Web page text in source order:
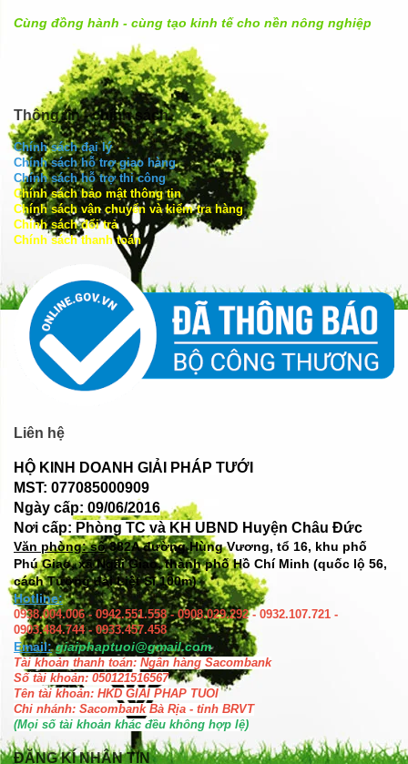
Cùng đồng hành - cùng tạo kinh tế cho nền nông nghiệp
Thông tin - chính sách
Chính sách đại lý
Chính sách hỗ trợ giao hàng
Chính sách hỗ trợ thi công
Chính sách bảo mật thông tin
Chính sách vận chuyển và kiểm tra hàng
Chính sách đổi trả
Chính sách thanh toán
Liên hệ
HỘ KINH DOANH GIẢI PHÁP TƯỚI
MST: 077085000909
Ngày cấp: 09/06/2016
Nơi cấp: Phòng TC và KH UBND Huyện Châu Đức
Văn phòng: số382A đường Hùng Vương, tổ 16, khu phố
Phú Giao, xã Ngãi Giao, thành phố Hồ Chí Minh (quốc lộ 56,
cách Tượng đài Liệt Sĩ 100m)
Hotline:
0938.004.006 - 0942.551.558 - 0908.029.292 - 0932.107.721 -
0903.484.744 - 0933.457.458
Email: giaiphaptuoi@gmail.com
Tài khoản thanh toán: Ngân hàng Sacombank
Số tài khoản: 050121516567
Tên tài khoản: HKD GIAI PHAP TUOI
Chi nhánh: Sacombank Bà Rịa - tỉnh BRVT
(Mọi số tài khoản khác đều không hợp lệ)
ĐĂNG KÍ NHẬN TIN